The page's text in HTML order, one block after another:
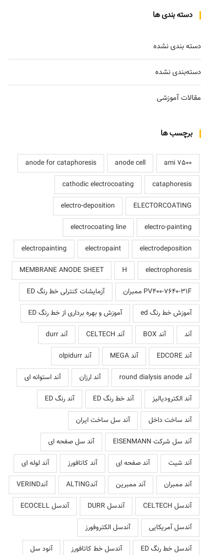
دسته بندی ها
دسته بندی نشده
دسته‌بندی نشده
مقالات آموزشی
برچسب ها
ami 7500
anode cell
anode for cataphoresis
cataphoresis
cathodic electrocoating
ELECTORCOATING
electro-deposition
electro-painting
electrocoating line
electrodeposition
electropaint
electropainting
electrophoresis
H
MEMBRANE ANODE SHEET
PV400-7640-31F ممبران
آزمایشات کنترلی خط رنگ ED
آموزش خط رنگ ed
آموزش و بهره برداری از خط رنگ ED
آند
آند BOX آند CELTECH
آند durr
آند EDCORE
آند MEGA
آند olpidurr
آند round dialysis anode
آند ارزان
آند استوانه ای
آند الکترودیالیز
آند خط رنگ ED
آند رنگ ED
آند ساخت داخل
آند سل ساخت ایران
آند سل شرکت EISENMANN
آند سل صفحه ای
آند شیت
آند صفحه ای آند کاتافورز
آند لوله ای
آند ممبران
آند ممبرین آندALTING
آندVERIND
آندسل CELTECH
آندسل DURR
آندسل ECOCELL
آندسل آمریکایی
آندسل الکتروفورز
آندسل خط رنگ ED
آندسل خط کاتافورز
آنود سل